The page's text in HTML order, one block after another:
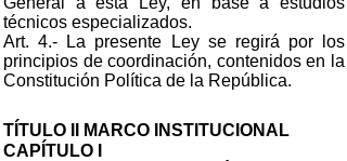
técnicos especializados.
Art. 4.- La presente Ley se regirá por los
principios de coordinación, contenidos en la
Constitución Política de la República.
TÍTULO II MARCO INSTITUCIONAL
CAPÍTULO I